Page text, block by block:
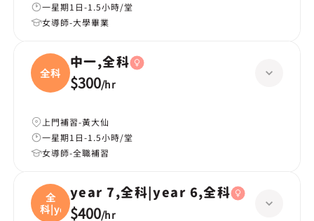
一星期1日-1.5小時/堂
女導師-大學畢業
全科
中一,全科
$300/hr
上門補習-黃大仙
一星期1日-1.5小時/堂
女導師-全職補習
全
科|ye
year 7,全科|year 6,全科
$400/hr